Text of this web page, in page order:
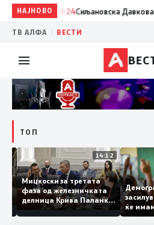
НАЈНОВО
20:24 Сиљановска Давкова на
ТВ АЛФА ВЕСТИ
ТОП
15:20
Во
14:12
Мицкоски за третата
фаза од железничката
делница Крива Паланка
– Деве Баир: Проектот
нема да заврши на
ќе